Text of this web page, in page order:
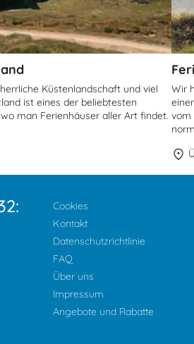
Küstenlandschaft und viel
ist eines der beliebtesten
man Ferienhäuser aller Art findet.
Wir
vom
Cookies
Kontakt
Datenschutzrichtlinie
FAQ
Über uns
Impressum
Angebote und Rabatte